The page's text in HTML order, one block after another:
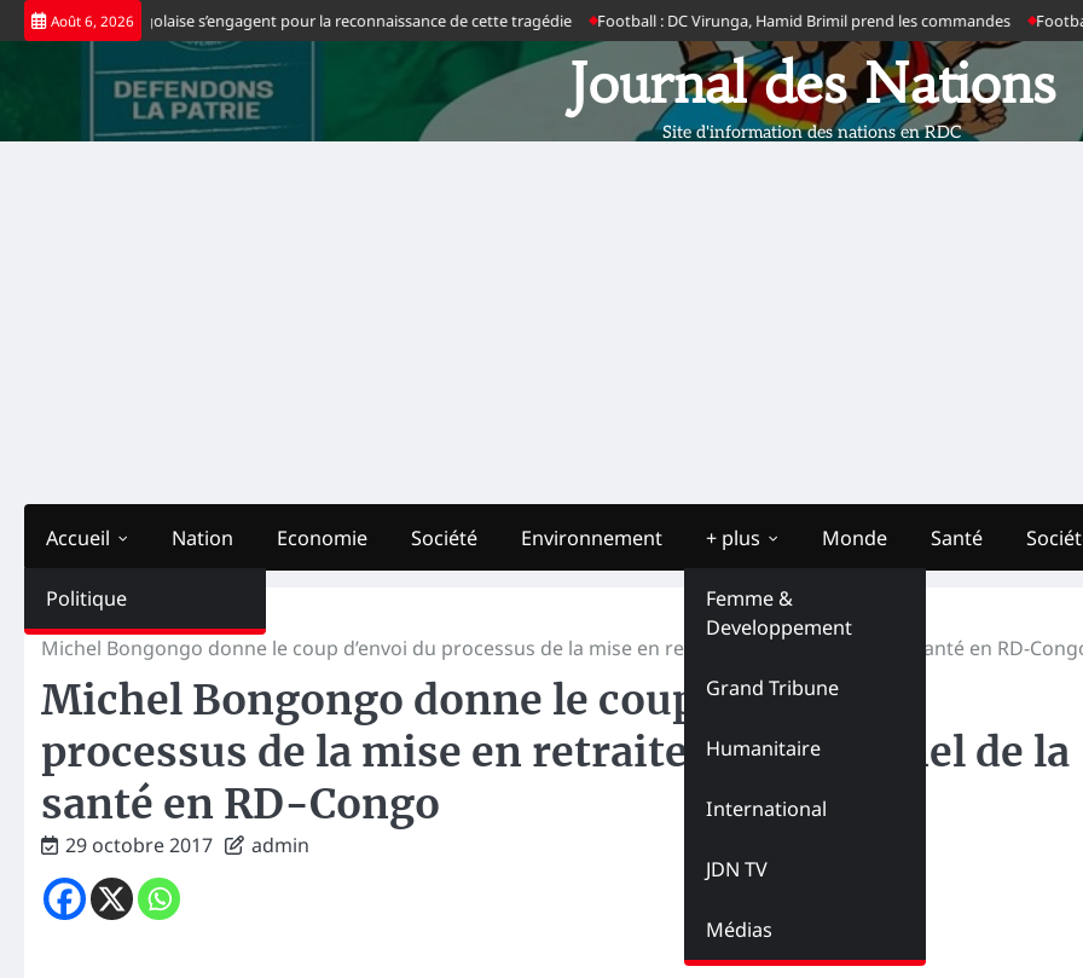
Skip
to
Août 6, 2026
congolaise s’engagent pour la reconnaissance de cette tragédie Football : DC Virunga, Hamid Brimil prend les commandes Football :
Journal des Nations
Site d'information des nations en RDC
Accueil
Politique
Nation Economie Société Environnement + plus
Femme &
Developpement
Grand Tribune
Humanitaire
International
JDN TV
Médias
Monde Santé
Michel Bongongo donne le coup d’envoi du processus de la mise en retraite du personnel de la santé en RD-
Michel Bongongo donne le coup d’envoi du
processus de la mise en retraite du personnel de la
santé en RD-Congo
29 octobre 2017 admin